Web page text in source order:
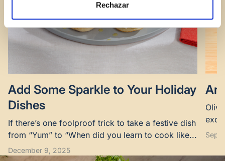
Rechazar
Add Some Sparkle to Your Holiday
Dishes
If there’s one foolproof trick to take a festive dish
from “Yum” to “When did you learn to cook like...
December 9, 2025